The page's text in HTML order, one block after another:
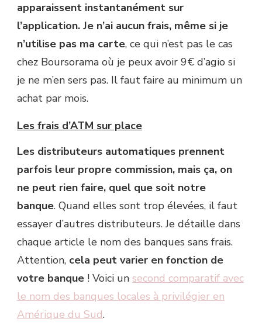
apparaissent instantanément sur
l’application. Je n’ai aucun frais, même si je
n’utilise pas ma carte, ce qui n’est pas le cas
chez Boursorama où je peux avoir 9€ d’agio si
je ne m’en sers pas. Il faut faire au minimum un
achat par mois.
Les frais d’ATM sur place
Les distributeurs automatiques prennent
parfois leur propre commission, mais ça, on
ne peut rien faire, quel que soit notre
banque. Quand elles sont trop élevées, il faut
essayer d’autres distributeurs. Je détaille dans
chaque article le nom des banques sans frais.
Attention, cela peut varier en fonction de
votre banque ! Voici un second comparatif avec
le nom des banques locales à privilégier en
Amérique du Sud.